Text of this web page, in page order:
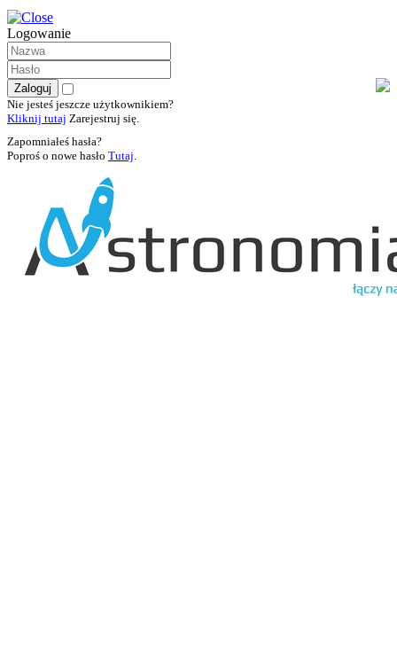
Logowanie
Nie jesteś jeszcze użytkownikiem?
Kliknij tutaj Zarejestruj się.
Zapomniałeś hasła?
Poproś o nowe hasło Tutaj.